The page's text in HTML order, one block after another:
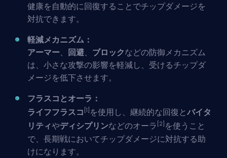
健康を自動的に回復することでチップダメージを
対抗できます。
軽減メカニズム：
アーマー、 回避、 ブロックなどの防御メカニズム
は、小さな攻撃の影響を軽減し、受けるチップダ
メージを低下させます。
フラスコとオーラ：
ライフフラスコ [1] を使用し、継続的な回復とバイタ
リティやディシプリンなどのオーラ [2] を使うこと
で、長期戦においてチップダメージに対抗する助
けになります。